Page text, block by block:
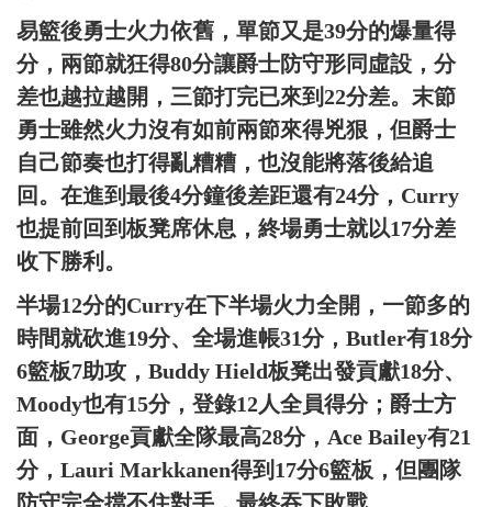
易籃後勇士火力依舊，單節又是39分的爆量得
分，兩節就狂得80分讓爵士防守形同虛設，分
差也越拉越開，三節打完已來到22分差。末節
勇士雖然火力沒有如前兩節來得兇狠，但爵士
自己節奏也打得亂糟糟，也沒能將落後給追
回。在進到最後4分鐘後差距還有24分，Curry
也提前回到板凳席休息，終場勇士就以17分差
收下勝利。
半場12分的Curry在下半場火力全開，一節多的
時間就砍進19分、全場進帳31分，Butler有18分
6籃板7助攻，Buddy Hield板凳出發貢獻18分、
Moody也有15分，登錄12人全員得分；爵士方
面，George貢獻全隊最高28分，Ace Bailey有21
分，Lauri Markkanen得到17分6籃板，但團隊